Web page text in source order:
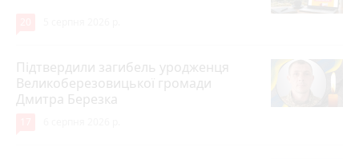
Підтвердили загибель уродженця
Великоберезовицької громади
Дмитра Березка